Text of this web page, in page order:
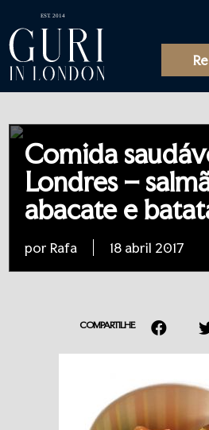
Comida
Londres –
abacate e
por Rafa 18 abril 2017
COMPARTILHE